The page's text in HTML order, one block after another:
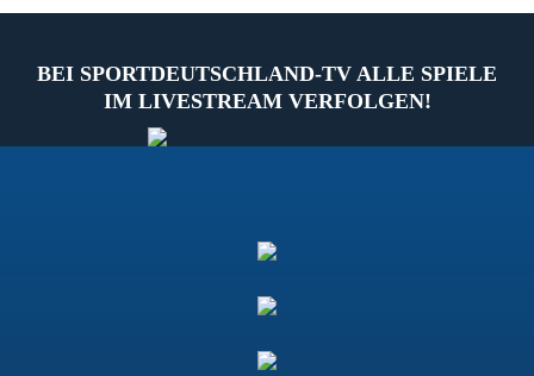
BEI SPORTDEUTSCHLAND-TV ALLE SPIELE
IM LIVESTREAM VERFOLGEN!